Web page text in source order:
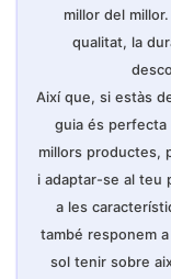
millor del
qualitat, la
Així que, si estàs
guia és
millors productes,
i adaptar-se al teu
a les
també responem
sol tenir sobre